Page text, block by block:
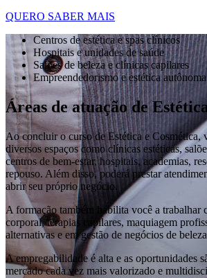
QUERO SABER MAIS
Centros de estética e spas clínicos
Hospitais e unidades de saúde
Salões de beleza e clínicas capilares
Empreendedorismo e estética autônoma
Áreas de atuação de
Ao concluir o curso de Estética e Cosmética,
diversos espaços como clínicas estéticas,
centros de bem-estar, hospitais, academias,
repouso. Além disso, poderá prestar
abrir seu próprio negócio.
A formação também habilita você a trabalhar
corporal, terapias capilares, maquiagem
alternativas e em gestão de negócios de
A empregabilidade é alta e as oportunidades
mercado cada vez mais valorizado e